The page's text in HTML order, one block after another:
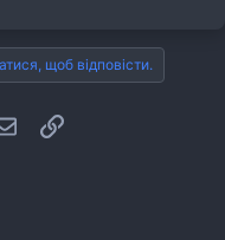
щоб відповісти.
E-mailПосилання